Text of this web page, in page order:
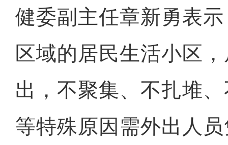
健委副主任章新勇表
区域的居民生活小区
出，不聚集、不扎堆
等特殊原因需外出人